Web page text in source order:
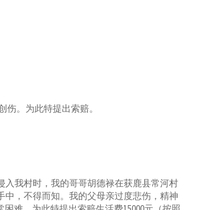
。为此特提出索赔。
我村时，我的哥哥胡德禄在获鹿县常河村
，不得而知。我的父母亲过度悲伤，精神